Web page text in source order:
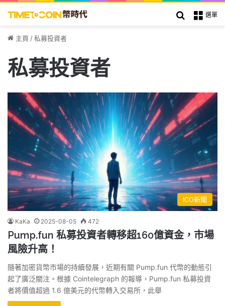
選單
搜索
主頁 /私募投資者
私募投資者
ICO新聞
KaKa 2025-08-05 472
Pump.fun 私募投資者轉移超160億資金，市場
風險升高！
隨著加密貨幣市場的持續發展，近期有關 Pump.fun 代幣的動態引
起了廣泛關注。根據 Cointelegraph 的報導，Pump.fun 私募投資
者將價值超過 1.6 億美元的代幣轉入交易所，此舉